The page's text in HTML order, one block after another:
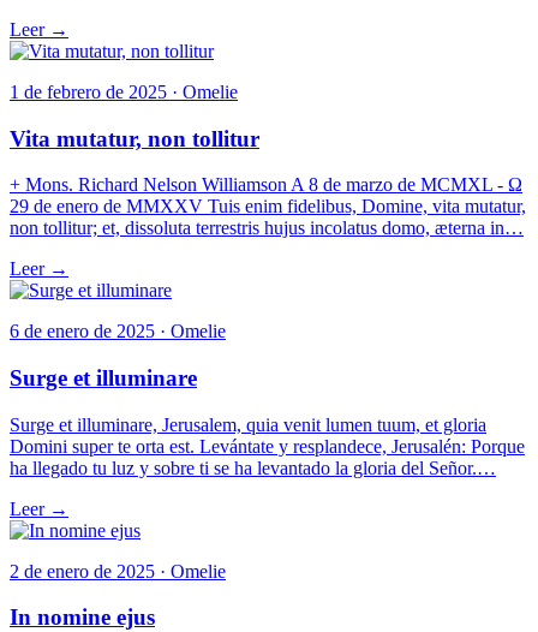
Leer →
1 de febrero de 2025 · Omelie
Vita mutatur, non tollitur
+ Mons. Richard Nelson Williamson A 8 de marzo de MCMXL - Ω
29 de enero de MMXXV Tuis enim fidelibus, Domine, vita mutatur,
non tollitur; et, dissoluta terrestris hujus incolatus domo, æterna in…
Leer →
6 de enero de 2025 · Omelie
Surge et illuminare
Surge et illuminare, Jerusalem, quia venit lumen tuum, et gloria
Domini super te orta est. Levántate y resplandece, Jerusalén: Porque
ha llegado tu luz y sobre ti se ha levantado la gloria del Señor.…
Leer →
2 de enero de 2025 · Omelie
In nomine ejus